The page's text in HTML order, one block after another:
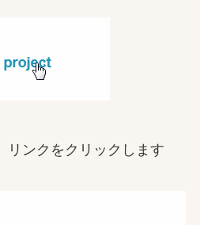
リンクをクリックします